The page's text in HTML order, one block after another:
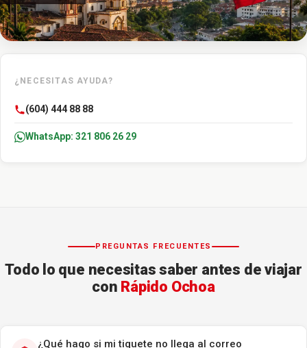
¿NECESITAS AYUDA?
(604) 444 88 88
WhatsApp: 321 806 26 29
PREGUNTAS FRECUENTES
Todo lo que necesitas saber antes de viajar
con Rápido Ochoa
¿Qué hago si mi tiquete no llega al correo